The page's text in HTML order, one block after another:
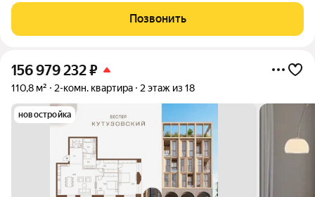
одной семье, аккуратно
Позвонить
156 979 232₽
110,8 м² 2-комн. квартира 2 этаж из 18
новостройка